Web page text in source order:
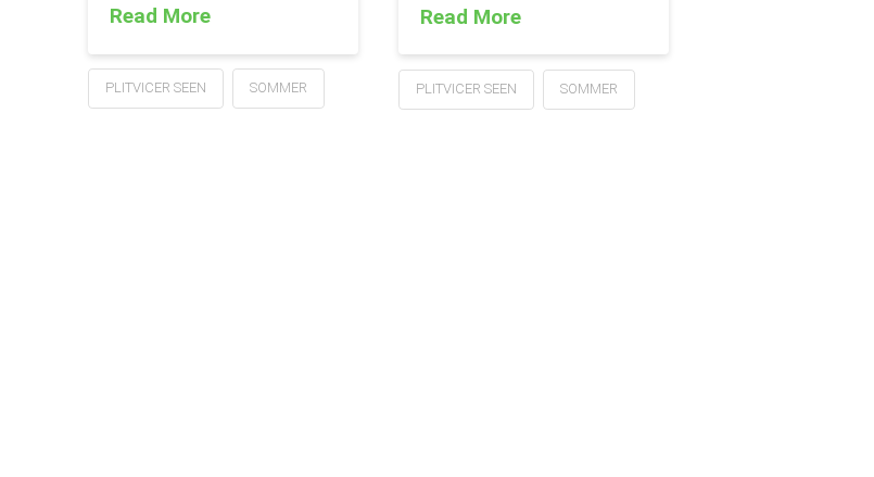
Read More
PLITVICER SEEN SOMMER
Read More
PLITVICER SEEN SOMMER